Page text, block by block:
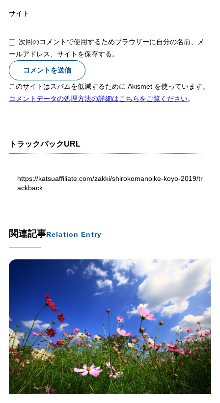
サイト
次回のコメントで使用するためブラウザーに自分の名前、メ
ールアドレス、サイトを保存する。
このサイトはスパムを低減するために Akismet を使っています。
コメントデータの処理方法の詳細はこちらをご覧ください。
トラックバックURL
https://katsuaffiliate.com/zakki/shirokomanoike-koyo-2019/tr
ackback
関連記事Relation Entry